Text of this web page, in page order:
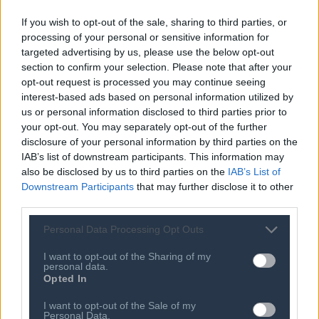
If you wish to opt-out of the sale, sharing to third parties, or
processing of your personal or sensitive information for
targeted advertising by us, please use the below opt-out
section to confirm your selection. Please note that after your
opt-out request is processed you may continue seeing
interest-based ads based on personal information utilized by
us or personal information disclosed to third parties prior to
your opt-out. You may separately opt-out of the further
disclosure of your personal information by third parties on the
IAB’s list of downstream participants. This information may
also be disclosed by us to third parties on the IAB’s List of
Downstream Participants that may further disclose it to other
Personal Data Processing Opt Outs
I want to opt-out of the Sharing of my
personal data.
Opted In
I want to opt-out of the Sale of my
Personal Data.
έναντι εξελιγμένων απειλών. Ως παράδειγμα,
αναφέρθηκε η βελτίωση των ποσοστών απόκρισης σε
περιστατικά.
Η δέσμευση για την ενσωμάτωση της GenAI στην
κυβερνοασφάλεια είναι ισχυρή, με το 90% των
εταιρειών να σχεδιάζουν να δώσουν προτεραιότητα στα
εργαλεία AI/ML και GenAI. Αυτό συνοδεύεται από
αναμενόμενη αύξηση των κονδυλίων του
προϋπολογισμού για τα εργαλεία GenAI.
“Το 90% των εταιρειών θέτει ως προτεραιότητα τις
επενδύσεις σε εργαλεία
GenAI , αντανακλώντας μια
στρατηγική στροφή προς καινοτόμες λύσεις για την
ασφάλεια στον κυβερνοχώρο. Το ταξίδι προς ένα
ολοκληρωμένο τοπίο ασφάλειαςGenAI
θα προσφέρει